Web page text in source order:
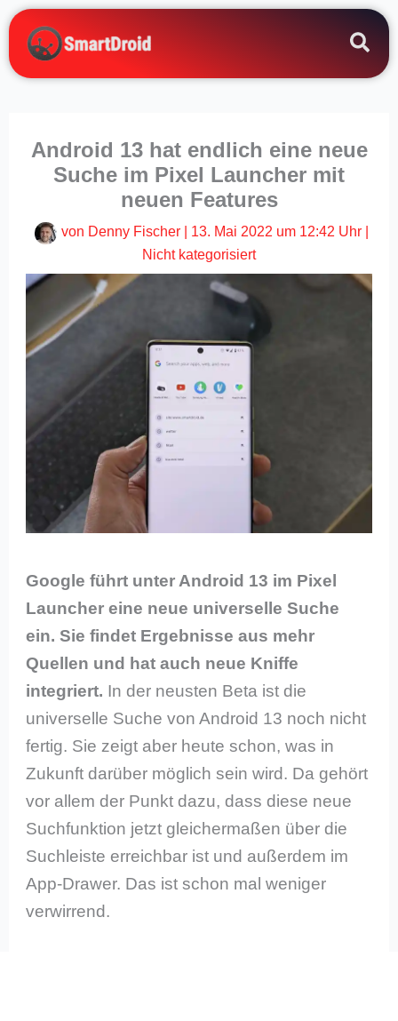
Zum
Inhalt
springen
Android 13 hat endlich eine neue
Suche im Pixel Launcher mit
neuen Features
von Denny Fischer 13. Mai 2022 um 12:42 Uhr|
Nicht kategorisiert
Google führt unter Android 13 im Pixel
Launcher eine neue universelle Suche
ein. Sie findet Ergebnisse aus mehr
Quellen und hat auch neue Kniffe
integriert. In der neusten Beta ist die
universelle Suche von Android 13 noch nicht
fertig. Sie zeigt aber heute schon, was in
Zukunft darüber möglich sein wird. Da gehört
vor allem der Punkt dazu, dass diese neue
Suchfunktion jetzt gleichermaßen über die
Suchleiste erreichbar ist und außerdem im
App-Drawer. Das ist schon mal weniger
verwirrend.